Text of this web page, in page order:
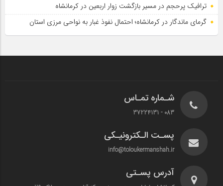
ترافیک پرحجم در مسیر بازگشت زوار اربعین در کرمانشاه
گرمای ماندگار در کرمانشاه؛ احتمال نفوذ غبار به نواحی مرزی استان
شـماره تمـاس
083 - 37224131
پسـت الـکترونیـکی
info@toloukermanshah.ir
آدرس پسـتی